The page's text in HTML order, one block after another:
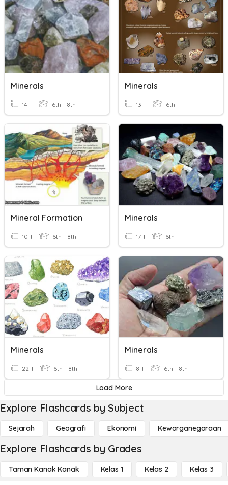
Minerals
14 T 6th - 8th
Minerals
13 T 6th
Mineral Formation
10 T 6th - 8th
Minerals
17 T 6th
Minerals
22 T 6th - 8th
Minerals
8 T 6th - 8th
Load More
Explore Flashcards by Subject
Sejarah Geografi Ekonomi Kewarganegaraan
Explore Flashcards by Grades
Taman Kanak Kanak Kelas 1 Kelas 2 Kelas 3